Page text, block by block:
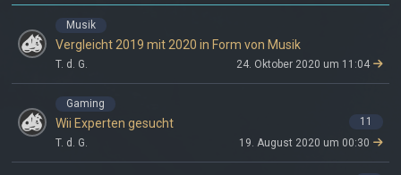
Musik
Vergleicht 2019 mit 2020 in Form von Musik
T. d. G. 24. Oktober 2020 um 11:04
Gaming
Wii Experten gesucht
11
T. d. G.
19. August 2020 um 00:30